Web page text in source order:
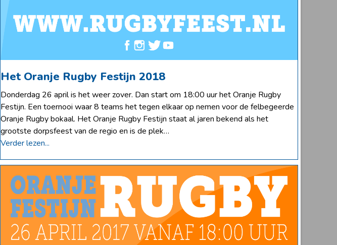
Het Oranje Rugby Festijn 2018
Donderdag 26 april is het weer zover. Dan start om 18:00 uur het Oranje Rugby
Festijn. Een toernooi waar 8 teams het tegen elkaar op nemen voor de felbegeerde
Oranje Rugby bokaal. Het Oranje Rugby Festijn staat al jaren bekend als het
grootste dorpsfeest van de regio en is de plek…
Verder lezen...